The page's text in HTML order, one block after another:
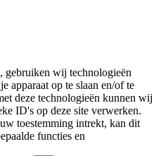
gebruiken wij technologieën
apparaat op te slaan en/of te
deze technologieën kunnen wij
ID's op deze site verwerken.
toestemming intrekt, kan dit
functies en